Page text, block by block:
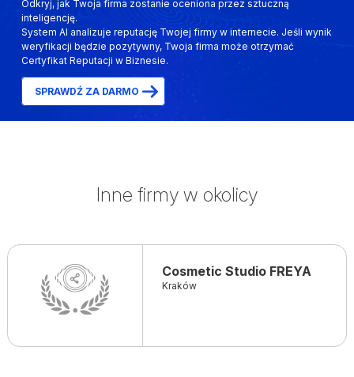
Odkryj, jak Twoja firma zostanie oceniona przez sztuczną
inteligencję.
System AI analizuje reputację Twojej firmy w internecie. Jeśli wynik
weryfikacji będzie pozytywny, Twoja firma może otrzymać
Certyfikat Reputacji w Biznesie.
SPRAWDŹ ZA DARMO
Inne firmy w okolicy
Cosmetic Studio FREYA
Kraków